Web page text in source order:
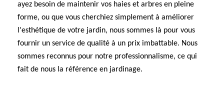
ayez besoin de maintenir vos haies et arbres en pleine
forme, ou que vous cherchiez simplement à améliorer
l'esthétique de votre jardin, nous sommes là pour vous
fournir un service de qualité à un prix imbattable. Nous
sommes reconnus pour notre professionnalisme, ce qui
fait de nous la référence en jardinage.